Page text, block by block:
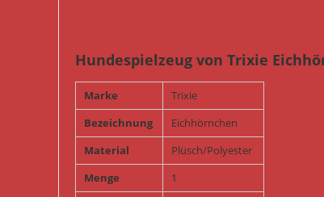
Hundespielzeug von Trixie
Marke
Trixie
Bezeichnung
Eichhörnchen
Material
Plüsch/Polyester
Menge
1